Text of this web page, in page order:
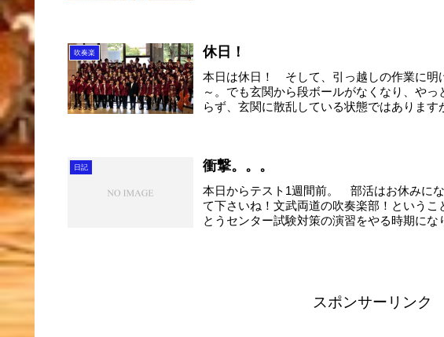
吹奏楽 休日！
本日は休日！ そして、引っ越しの作業に明
～。でも玄関から段ボールがなくなり、や
らず、玄関に散乱している状態ではありま
日記 衝撃。。。
本日からテスト1週間前。 部活はお休みに
て下さいね！文武両道の吹奏楽部！という
とうセンター試験対策の演習をやる時期に
スポンサーリンク